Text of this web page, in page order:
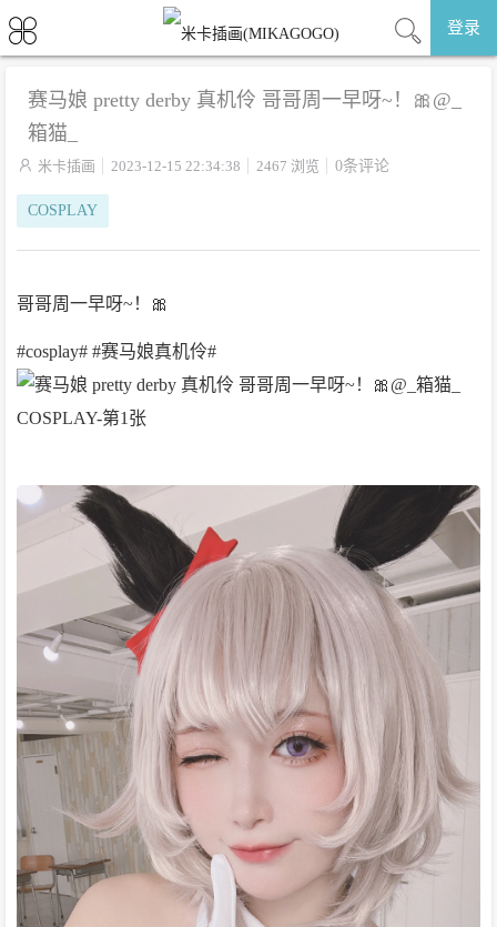
登录
赛马娘 pretty derby 真机伶 哥哥周一早呀~！🎀@_
箱猫_
 米卡插画 2023-12-15 22:34:38 2467 浏览 0条评论
COSPLAY
哥哥周一早呀~！🎀
#cosplay# #赛马娘真机伶# ​​​